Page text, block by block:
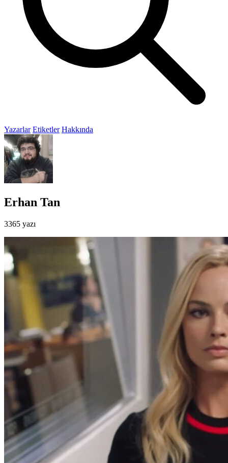
Yazarlar Etiketler Hakkında
Erhan Tan
3365 yazı